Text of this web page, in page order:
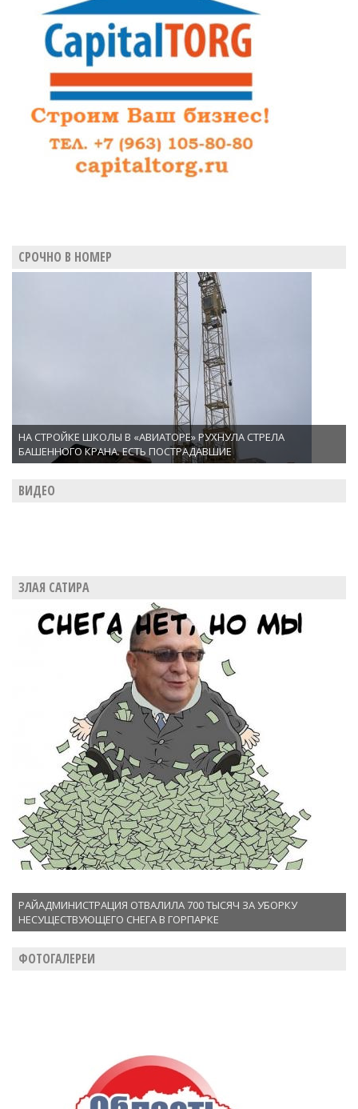
СРОЧНО В НОМЕР
НА СТРОЙКЕ ШКОЛЫ В «АВИАТОРЕ» РУХНУЛА СТРЕЛА
БАШЕННОГО КРАНА. ЕСТЬ ПОСТРАДАВШИЕ
ВИДЕО
ЗЛАЯ САТИРА
РАЙАДМИНИСТРАЦИЯ ОТВАЛИЛА 700 ТЫСЯЧ ЗА УБОРКУ
НЕСУЩЕСТВУЮЩЕГО СНЕГА В ГОРПАРКЕ
ФОТОГАЛЕРЕИ